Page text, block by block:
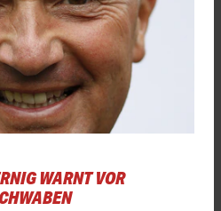
WARNT VOR